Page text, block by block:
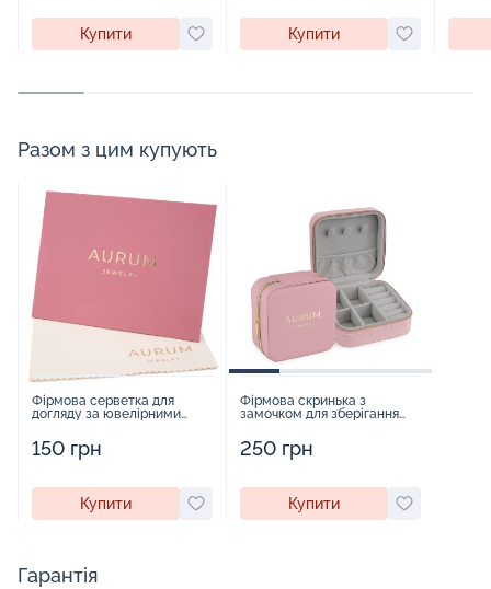
Купити Купити
Разом з цим купують
Фірмова серветка для
догляду за ювелірними
150 грн
Купити
Фірмова скринька з
замочком для зберігання
250 грн
Купити
Гарантія